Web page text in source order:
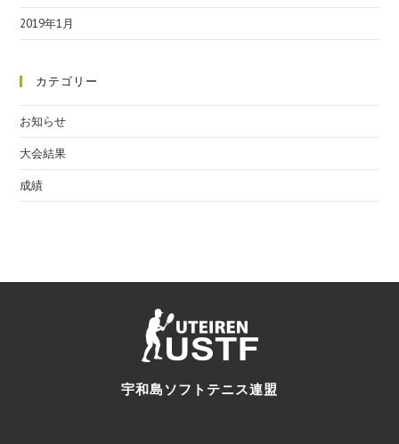
2019年1月
カテゴリー
お知らせ
大会結果
成績
宇和島ソフトテニス連盟